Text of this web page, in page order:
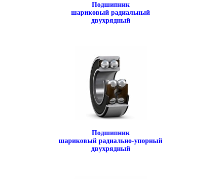
Подшипник
шариковый радиальный
двухрядный
Подшипник
шариковый радиально-упорный
двухрядный